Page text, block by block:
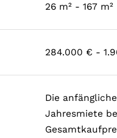
26 m² - 167 m²
284.000 € -
Die
Jahresmiete